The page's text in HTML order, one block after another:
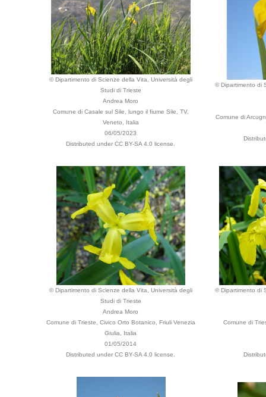
© Dipartimento di Scienze della Vita, Università degli
Studi di Trieste
Andrea Moro
Comune di Casale sul Sile, lungo il fiume Sile, TV,
Veneto, Italia
06/05/2023
Distributed under CC BY-SA 4.0 license.
© Dipartimento di
Comune di
© Dipartimento di Scienze della Vita, Università degli
Studi di Trieste
Andrea Moro
Comune di Trieste, Civico Orto Botanico, Friuli Venezia
Giulia, Italia
01/05/2014
Distributed under CC BY-SA 4.0 license.
© Dipartimento di
Comune di